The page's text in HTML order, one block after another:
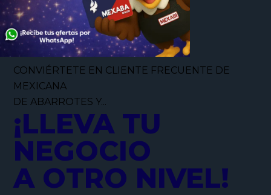
CONVIÉRTETE EN CLIENTE FRECUENTE DE
MEXICANA
DE ABARROTES Y...
¡LLEVA TU
NEGOCIO
A OTRO NIVEL!